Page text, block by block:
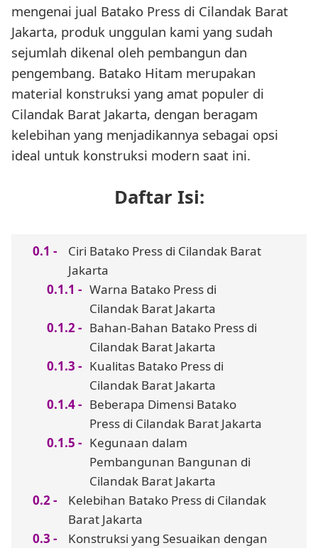
mengenai jual Batako Press di Cilandak Barat
Jakarta, produk unggulan kami yang sudah
sejumlah dikenal oleh pembangun dan
pengembang. Batako Hitam merupakan
material konstruksi yang amat populer di
Cilandak Barat Jakarta, dengan beragam
kelebihan yang menjadikannya sebagai opsi
ideal untuk konstruksi modern saat ini.
Daftar Isi:
Ciri Batako Press di Cilandak Barat
Jakarta
Warna Batako Press di
Cilandak Barat Jakarta
Bahan-Bahan Batako Press di
Cilandak Barat Jakarta
Kualitas Batako Press di
Cilandak Barat Jakarta
Beberapa Dimensi Batako
Press di Cilandak Barat Jakarta
Kegunaan dalam
Pembangunan Bangunan di
Cilandak Barat Jakarta
Kelebihan Batako Press di Cilandak
Barat Jakarta
Konstruksi yang Sesuaikan dengan